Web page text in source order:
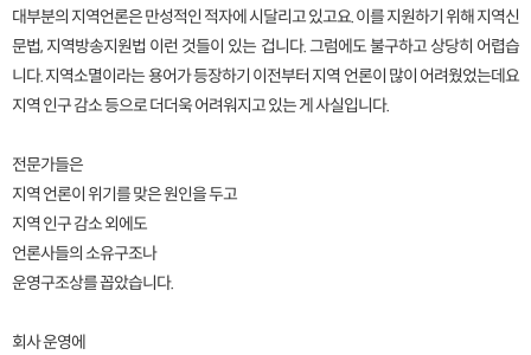
대부분의 지역언론은 만성적인 적자에 시달리고 있고요. 이를 지원하기 위해 지역신
문법, 지역방송지원법 이런 것들이 있는 겁니다. 그럼에도 불구하고 상당히 어렵습
니다. 지역소멸이라는 용어가 등장하기 이전부터 지역 언론이 많이 어려웠었는데요
지역 인구 감소 등으로 더더욱 어려워지고 있는 게 사실입니다.
전문가들은
지역 언론이 위기를 맞은 원인을 두고
지역 인구 감소 외에도
언론사들의 소유구조나
운영구조상를 꼽았습니다.
회사 운영에